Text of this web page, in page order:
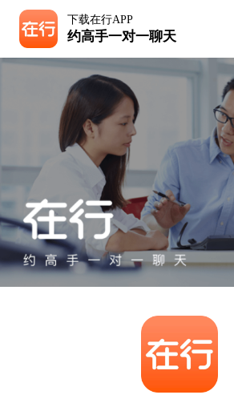
下载在行APP
约高手一对一聊天